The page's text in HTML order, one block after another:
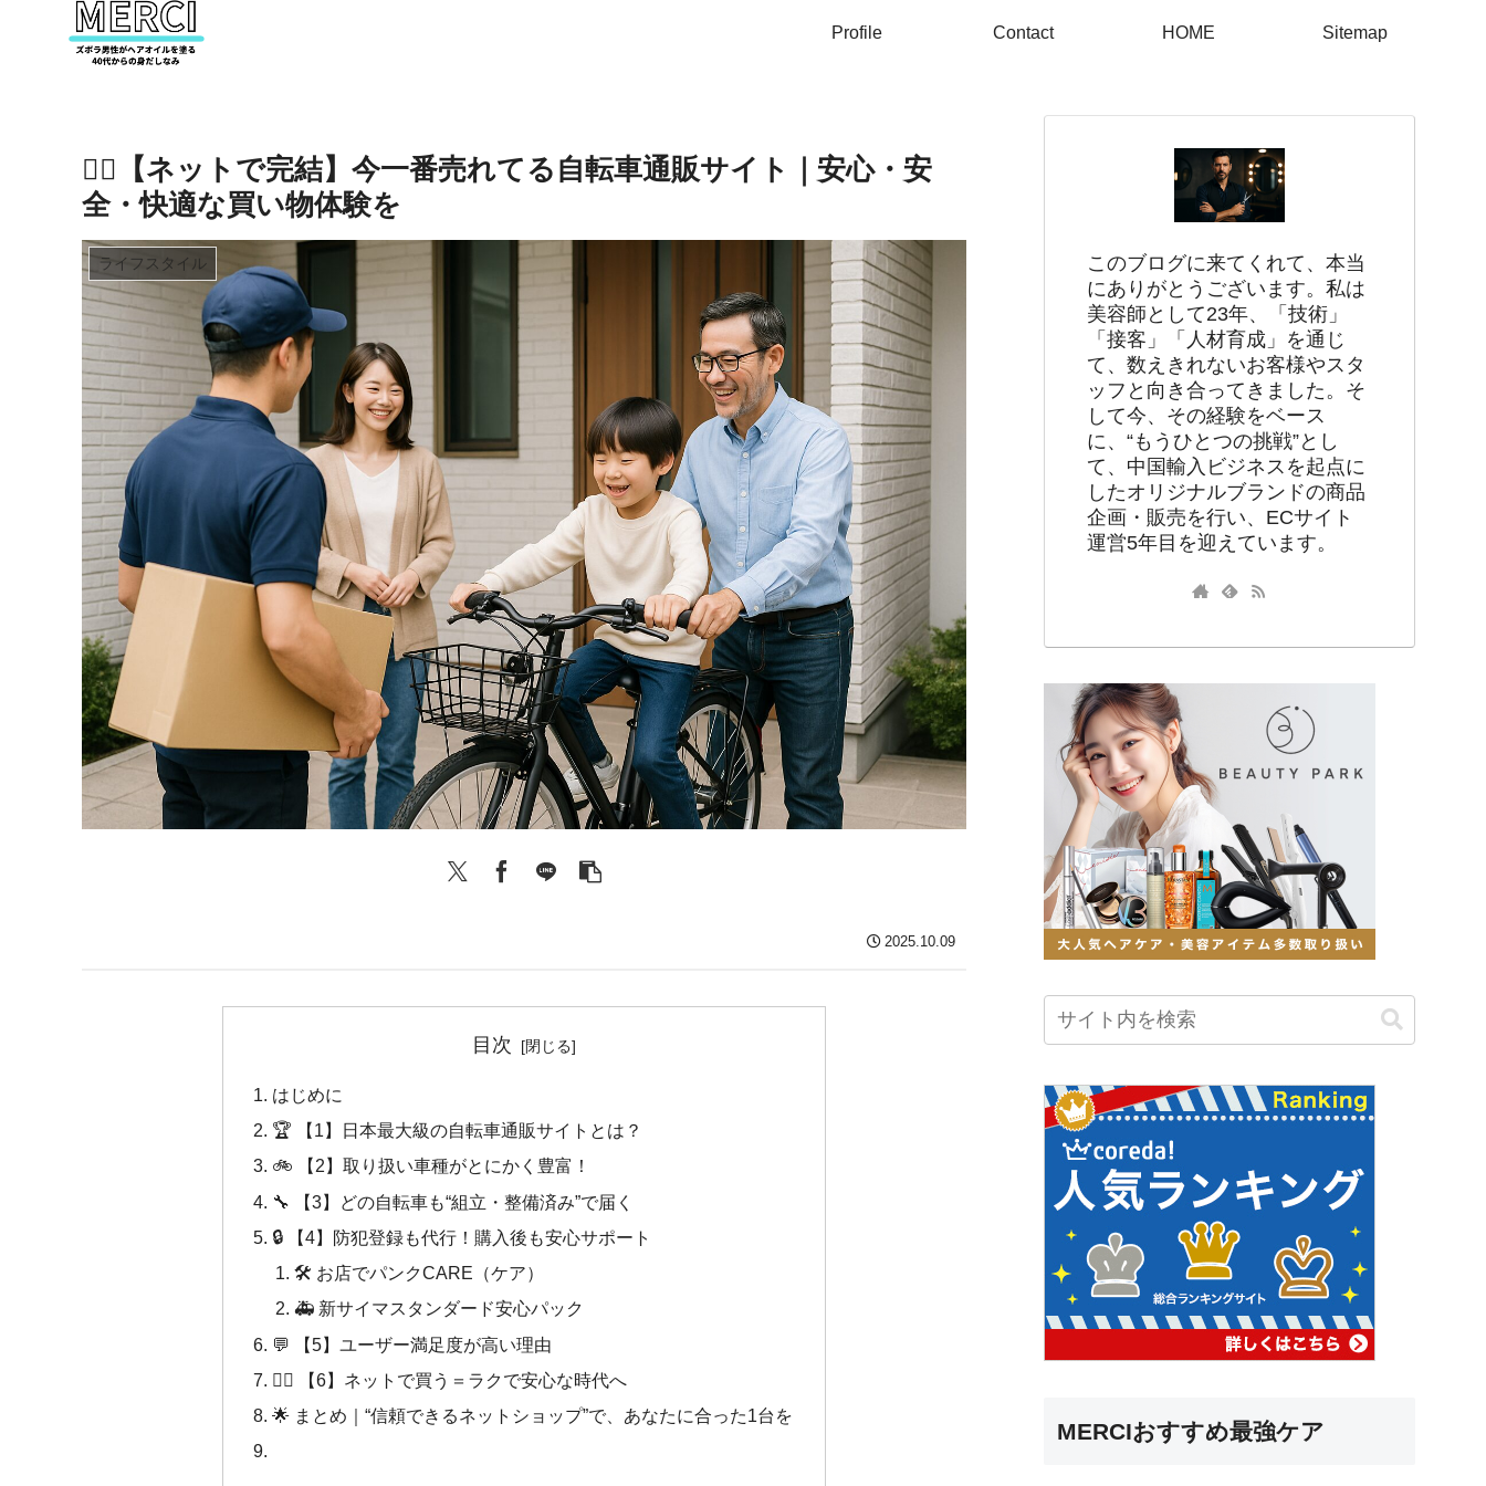
Profile Contact HOME Sitemap
🚴‍♂️【ネットで完結】今一番売れてる自転車通販サイト｜安心・安
全・快適な買い物体験を
ライフスタイル
2025.10.09
目次
はじめに
🏆 【1】日本最大級の自転車通販サイトとは？
🚲 【2】取り扱い車種がとにかく豊富！
🔧 【3】どの自転車も“組立・整備済み”で届く
🔒 【4】防犯登録も代行！購入後も安心サポート
🛠️ お店でパンクCARE（ケア）
🚑 新サイマスタンダード安心パック
💬 【5】ユーザー満足度が高い理由
🚴‍♀️ 【6】ネットで買う＝ラクで安心な時代へ
🌟 まとめ｜“信頼できるネットショップ”で、あなたに合った1台を
このブログに来てくれて、本当
にありがとうございます。私は
美容師として23年、「技術」
「接客」「人材育成」を通じ
て、数えきれないお客様やスタ
ッフと向き合ってきました。そ
して今、その経験をベース
に、“もうひとつの挑戦”とし
て、中国輸入ビジネスを起点に
したオリジナルブランドの商品
企画・販売を行い、ECサイト
運営5年目を迎えています。
MERCIおすすめ最強ケア